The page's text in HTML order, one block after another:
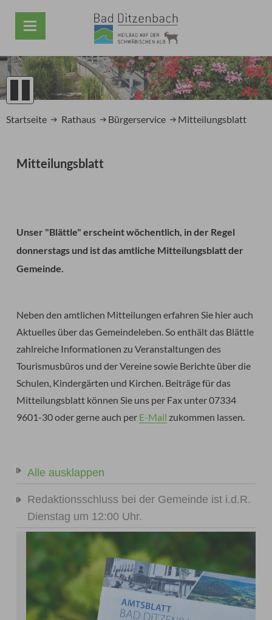
PrevNext
Startseite Rathaus Bürgerservice Mitteilungsblatt
Mitteilungsblatt
Unser "Blättle" erscheint wöchentlich, in der Regel
donnerstags und ist das amtliche Mitteilungsblatt der
Gemeinde.
Neben den amtlichen Mitteilungen erfahren Sie hier auch
Aktuelles über das Gemeindeleben. So enthält das Blättle
zahlreiche Informationen zu Veranstaltungen des
Tourismusbüros und der Vereine sowie Berichte über die
Schulen, Kindergärten und Kirchen. Beiträge für das
Mitteilungsblatt können Sie uns per Fax unter 07334
9601-30 oder gerne auch per E-Mail zukommen lassen.
Alle ausklappen
Redaktionsschluss bei der Gemeinde ist i.d.R.
Dienstag um 12:00 Uhr.